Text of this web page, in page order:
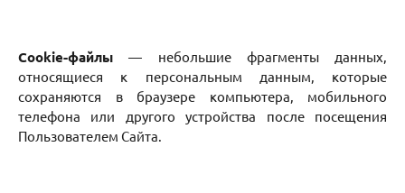
Cookie-файлы — небольшие фрагменты данных,
относящиеся к персональным данным, которые
сохраняются в браузере компьютера, мобильного
телефона или другого устройства после посещения
Пользователем Сайта.